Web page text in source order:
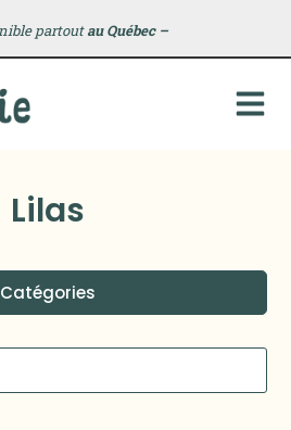
partoutau Québec –
Lilas
Catégories